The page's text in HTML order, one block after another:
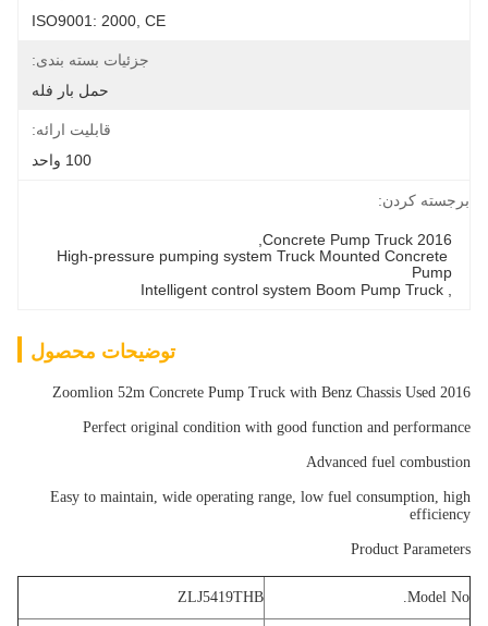
ISO9001: 2000, CE
جزئیات بسته بندی:
حمل بار فله
قابلیت ارائه:
100 واحد
برجسته کردن:
2016 Concrete Pump Truck
,
High-pressure pumping system Truck Mounted Concrete
Pump
Intelligent control system Boom Pump Truck
توضیحات محصول
Zoomlion 52m Concrete Pump Truck with Benz Chassis Used 2016
Perfect original condition with good function and performance
Advanced fuel combustion
Easy to maintain, wide operating range, low fuel consumption, high
efficiency
Product Parameters
Model No.
ZLJ5419THB